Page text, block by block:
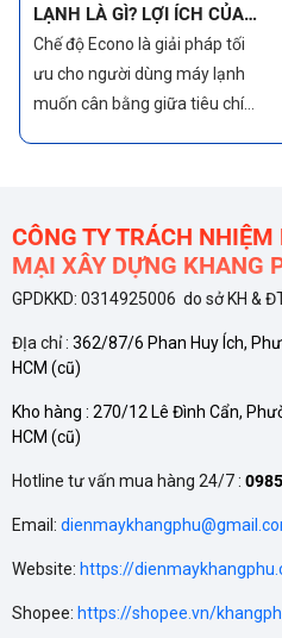
CHẾ ĐỘ MODE TRÊN MÁY
LẠNH LÀ GÌ? CÁCH SỬ
DỤNG CHẾ ĐỘ HIỆU QUẢ
Chế độ MODE trên máy lạnh
giúp người dùng tối ưu hóa
hoạt động tiết kiệm điện, bền
bỉ
TÍNH NĂNG TỰ ĐỘNG LÀM
HIỆU MÁY LẠNH
Tính năng tự động làm sạch
được nhiều hãng đưa vào
nhằm duy trì hiệu quả và kéo
CÔNG TY TRÁCH
MẠI XÂY DỰNG KHANG
GPDKKD: 0314925006 do sở KH &
ĐỊa chỉ : 362/87/6 Phan Huy Ích,
HCM (cũ)
Kho hàng : 270/12 Lê Đình Cẩn,
HCM (cũ)
Hotline tư vấn mua hàng 24/7 :
Email:
Website: https://
Shopee: https://shopee.vn/